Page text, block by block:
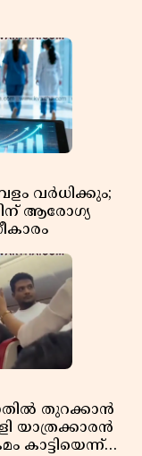
വർധിക്കും;
ആരോഗ്യ
തുറക്കാൻ
യാത്രക്കാരൻ
കാട്ടിയെന്ന്